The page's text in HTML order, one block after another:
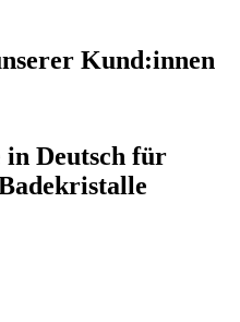
Kund:innen
Deutsch für